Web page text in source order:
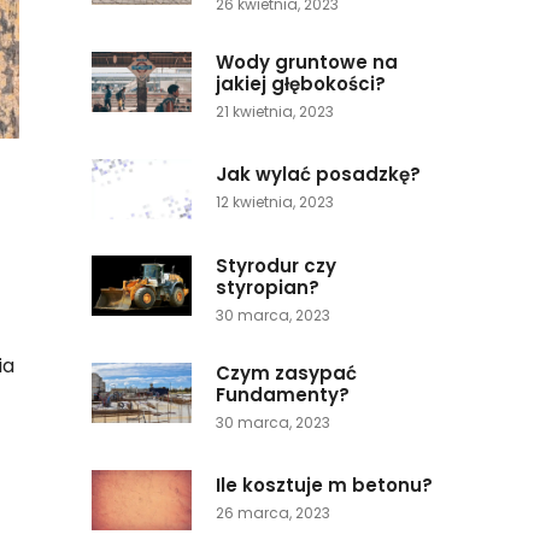
Wody gruntowe na
jakiej głębokości?
21 kwietnia, 2023
Jak wylać posadzkę?
12 kwietnia, 2023
Styrodur czy
styropian?
30 marca, 2023
Czym zasypać
Fundamenty?
30 marca, 2023
Ile kosztuje m betonu?
26 marca, 2023